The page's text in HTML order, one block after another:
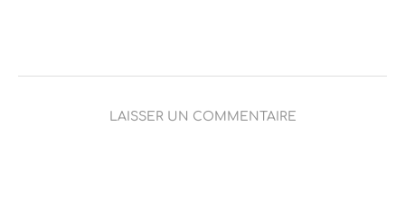
LAISSER UN COMMENTAIRE